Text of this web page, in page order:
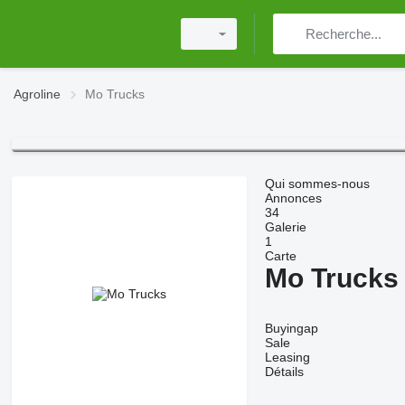
Agroline Mo Trucks
Qui sommes-nous
Annonces
34
Galerie
1
Carte
Mo Trucks
Buyingap
Sale
Leasing
Détails